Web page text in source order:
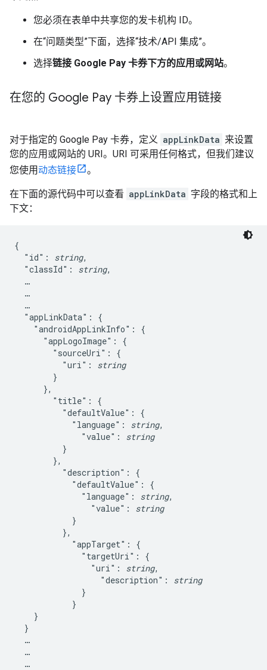
您必须在表单中共享您的发卡机构 ID。
在“问题类型”下面，选择“技术/API 集成”。
选择链接 Google Pay 卡券下方的应用或网站。
在您的 Google Pay 卡券上设置应用链接
对于指定的 Google Pay 卡券，定义 appLinkData 来设置
您的应用或网站的 URI。URI 可采用任何格式，但我们建议
您使用动态链接 。
在下面的源代码中可以查看 appLinkData 字段的格式和上
下文：
{
  "id":
string,
  "classId":
string,
  …
  …
  …
  "appLinkData": {
    "androidAppLinkInfo": {
      "appLogoImage": {
        "sourceUri": {
          "uri":
string
        }
      },
        "title": {
          "defaultValue": {
            "language":
string,
              "value":
string
          }
        },
          "description": {
            "defaultValue": {
              "language":
string,
                "value":
string
            }
          },
            "appTarget": {
              "targetUri": {
                "uri":
string,
                  "description":
string
              }
            }
    }
  }
  …
  …
  …